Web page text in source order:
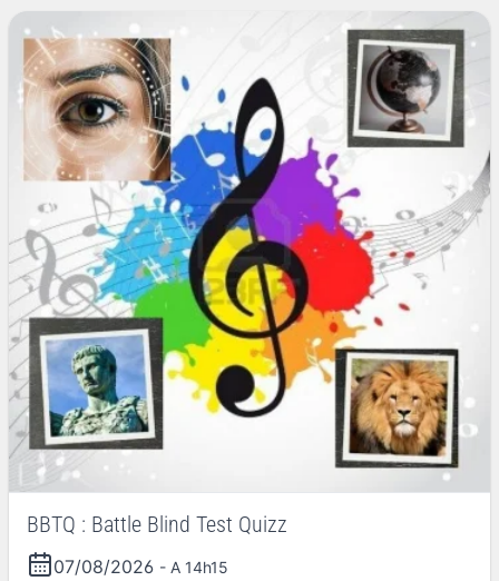
BBTQ : Battle Blind Test Quizz
07/08/2026 - A 14h15